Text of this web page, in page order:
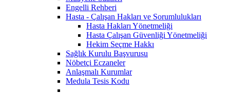
Engelli Rehberi
Hasta - Çalışan Hakları ve Sorumlulukları
Hasta Hakları Yönetmeliği
Hasta Çalışan Güvenliği Yönetmeliği
Hekim Seçme Hakkı
Sağlık Kurulu Başvurusu
Nöbetçi Eczaneler
Anlaşmalı Kurumlar
Medula Tesis Kodu